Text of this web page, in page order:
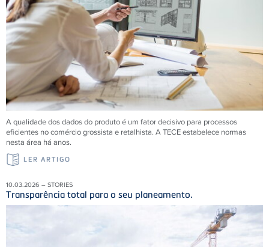
A qualidade dos dados do produto é um fator decisivo para processos
eficientes no comércio grossista e retalhista. ATECEestabelece normas
nesta área há anos.
LER ARTIGO
10.03.2026 – STORIES
Transparência total para o seu planeamento.